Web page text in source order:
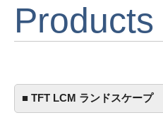
Products
■ TFT LCM ランドスケープ